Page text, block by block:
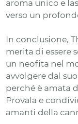
aroma unico e
verso un
In conclusione,
merita di essere
un neofita nel
avvolgere dal
perché è amata
Provala e
amanti della